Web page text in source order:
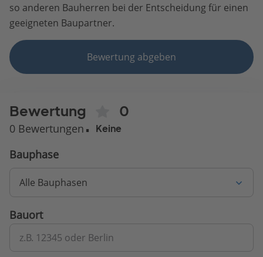
so anderen Bauherren bei der Entscheidung für einen
geeigneten Baupartner.
Bewertung abgeben
Bewertung 0
0 Bewertungen Keine
Bauphase
Alle Bauphasen
Bauort
z.B. 12345 oder Berlin